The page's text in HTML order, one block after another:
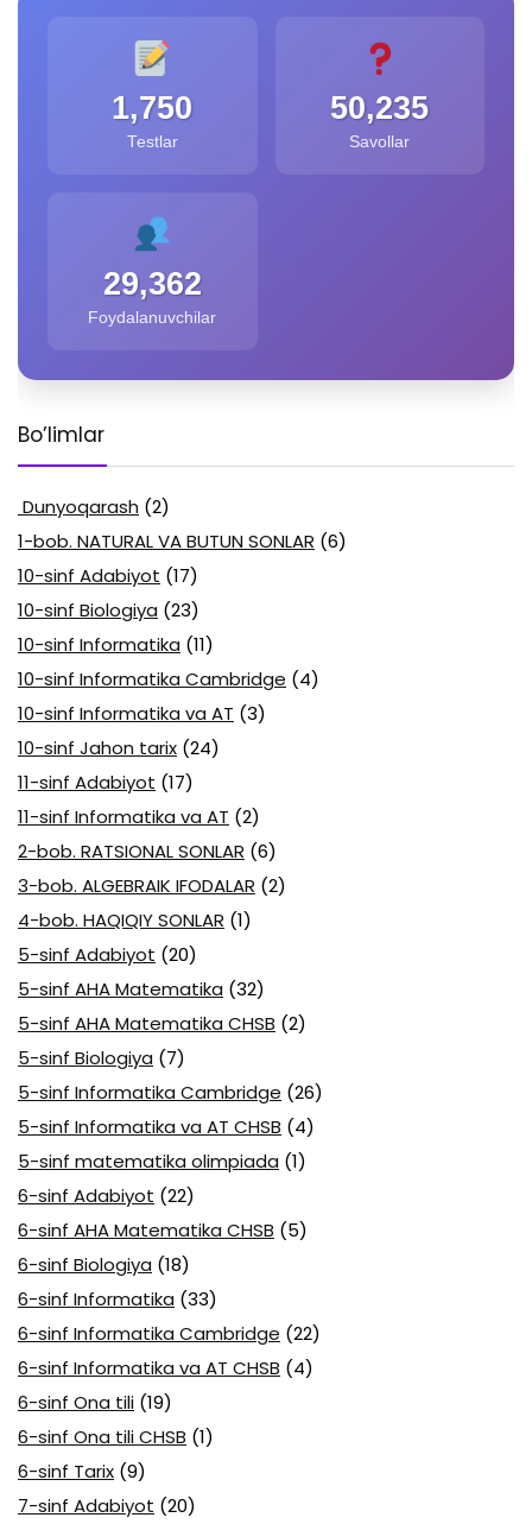
1,750
Testlar
50,235
Savollar
29,362
Foydalanuvchilar
Bo’limlar
Dunyoqarash (2)
1-bob. NATURAL VA BUTUN SONLAR (6)
10-sinf Adabiyot (17)
10-sinf Biologiya (23)
10-sinf Informatika (11)
10-sinf Informatika Cambridge (4)
10-sinf Informatika va AT (3)
10-sinf Jahon tarix (24)
11-sinf Adabiyot (17)
11-sinf Informatika va AT (2)
2-bob. RATSIONAL SONLAR (6)
3-bob. ALGEBRAIK IFODALAR (2)
4-bob. HAQIQIY SONLAR (1)
5-sinf Adabiyot (20)
5-sinf AHA Matematika (32)
5-sinf AHA Matematika CHSB (2)
5-sinf Biologiya (7)
5-sinf Informatika Cambridge (26)
5-sinf Informatika va AT CHSB (4)
5-sinf matematika olimpiada (1)
6-sinf Adabiyot (22)
6-sinf AHA Matematika CHSB (5)
6-sinf Biologiya (18)
6-sinf Informatika (33)
6-sinf Informatika Cambridge (22)
6-sinf Informatika va AT CHSB (4)
6-sinf Ona tili (19)
6-sinf Ona tili CHSB (1)
6-sinf Tarix (9)
7-sinf Adabiyot (20)